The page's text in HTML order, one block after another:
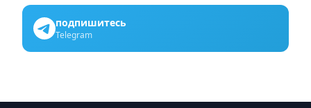
подпишитесь
Telegram